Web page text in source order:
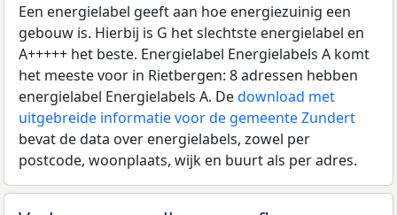
Een energielabel geeft aan hoe energiezuinig een
gebouw is. Hierbij is G het slechtste energielabel en
A+++++ het beste. Energielabel Energielabels A komt
het meeste voor in Rietbergen: 8 adressen hebben
energielabel Energielabels A. Dedownload met
uitgebreide informatie voor de gemeente Zundert
bevat de data over energielabels, zowel per
postcode, woonplaats, wijk en buurt als per adres.